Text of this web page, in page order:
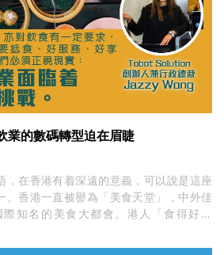
業的數碼轉型迫在眉睫
，在香港有着深遠的意義，可以說是這座
。香港一直被譽為「美食天堂」，中外佳
知名的美食大都會。港人「食得好嘢